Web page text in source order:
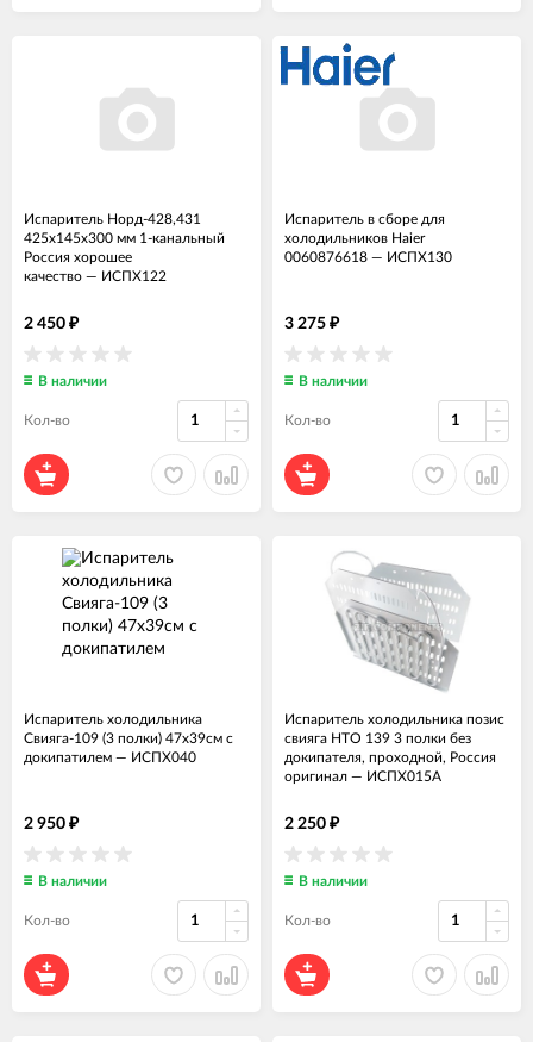
Испаритель Норд-428,431
425x145x300 мм 1-канальный
Россия хорошее
качество — ИСПХ122
2 450 ₽
В наличии
Кол-во
Испаритель в сборе для
холодильников Haier
0060876618 — ИСПХ130
3 275 ₽
В наличии
Кол-во
Испаритель холодильника
Свияга-109 (3 полки) 47x39см с
докипатилем — ИСПХ040
2 950 ₽
В наличии
Кол-во
Испаритель холодильника позис
свияга НТО 139 3 полки без
докипателя, проходной, Россия
оригинал — ИСПХ015А
2 250 ₽
В наличии
Кол-во